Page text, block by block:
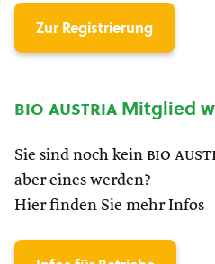
Zur Registrierung
bio austria Mitglied
Sie sind noch kein bio
aber eines werden?
Hier finden Sie mehr Infos